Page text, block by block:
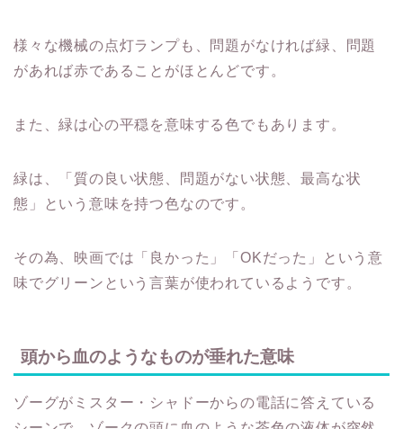
様々な機械の点灯ランプも、問題がなければ緑、問題
があれば赤であることがほとんどです。
また、緑は心の平穏を意味する色でもあります。
緑は、「質の良い状態、問題がない状態、最高な状
態」という意味を持つ色なのです。
その為、映画では「良かった」「OKだった」という意
味でグリーンという言葉が使われているようです。
頭から血のようなものが垂れた意味
ゾーグがミスター・シャドーからの電話に答えている